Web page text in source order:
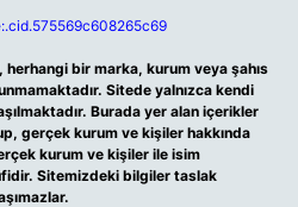
bir marka, kurum veya şahıs
Sitede yalnızca kendi
Burada yer alan içerikler
gerçek kurum ve kişiler hakkında
kurum ve kişiler ile isim
Sitemizdeki bilgiler taslak